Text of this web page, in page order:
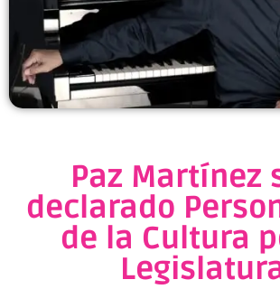
Paz Martínez
declarado
de la Cultura